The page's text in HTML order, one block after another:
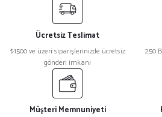
Ücretsiz Teslimat
₺1500 ve üzeri siparişlerinizde ücretsiz
gönderi imkanı
250
Müşteri Memnuniyeti